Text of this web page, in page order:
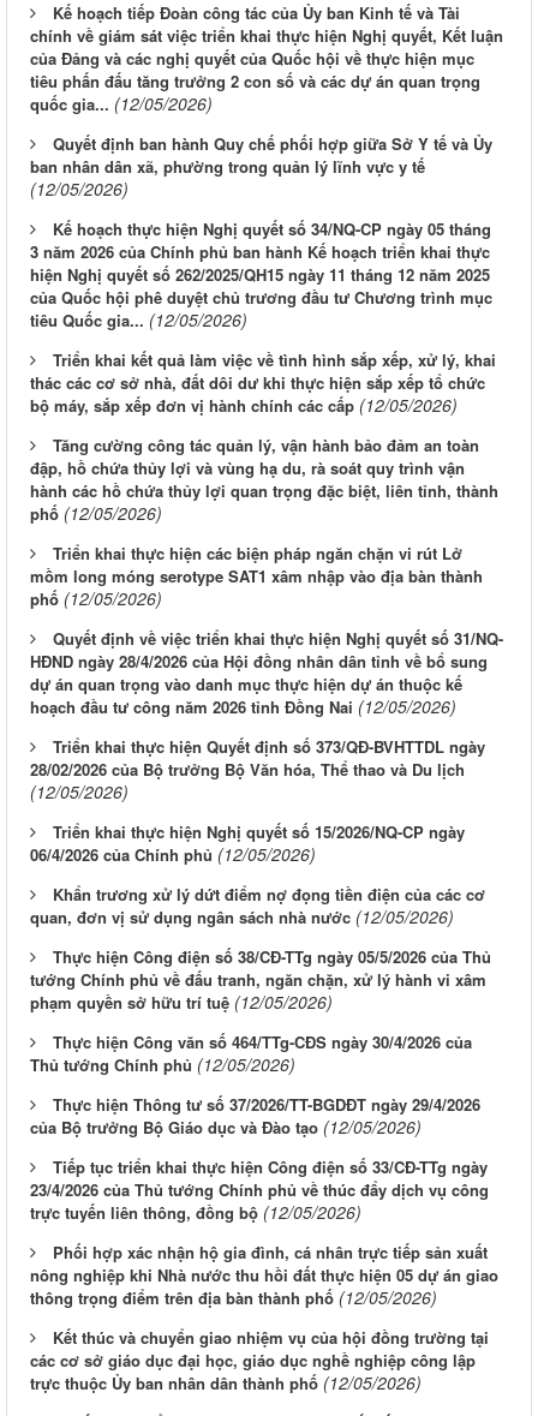
Kế hoạch tiếp Đoàn công tác của Ủy ban Kinh tế và Tài
chính về giám sát việc triển khai thực hiện Nghị quyết, Kết luận
của Đảng và các nghị quyết của Quốc hội về thực hiện mục
tiêu phấn đấu tăng trưởng 2 con số và các dự án quan trọng
quốc gia... (12/05/2026)
Quyết định ban hành Quy chế phối hợp giữa Sở Y tế và Ủy
ban nhân dân xã, phường trong quản lý lĩnh vực y tế
(12/05/2026)
Kế hoạch thực hiện Nghị quyết số 34/NQ-CP ngày 05 tháng
3 năm 2026 của Chính phủ ban hành Kế hoạch triển khai thực
hiện Nghị quyết số 262/2025/QH15 ngày 11 tháng 12 năm 2025
của Quốc hội phê duyệt chủ trương đầu tư Chương trình mục
tiêu Quốc gia... (12/05/2026)
Triển khai kết quả làm việc về tình hình sắp xếp, xử lý, khai
thác các cơ sở nhà, đất dôi dư khi thực hiện sắp xếp tổ chức
bộ máy, sắp xếp đơn vị hành chính các cấp (12/05/2026)
Tăng cường công tác quản lý, vận hành bảo đảm an toàn
đập, hồ chứa thủy lợi và vùng hạ du, rà soát quy trình vận
hành các hồ chứa thủy lợi quan trọng đặc biệt, liên tỉnh, thành
phố (12/05/2026)
Triển khai thực hiện các biện pháp ngăn chặn vi rút Lở
mồm long móng serotype SAT1 xâm nhập vào địa bàn thành
phố (12/05/2026)
Quyết định về việc triển khai thực hiện Nghị quyết số 31/NQ-
HĐND ngày 28/4/2026 của Hội đồng nhân dân tỉnh về bổ sung
dự án quan trọng vào danh mục thực hiện dự án thuộc kế
hoạch đầu tư công năm 2026 tỉnh Đồng Nai (12/05/2026)
Triển khai thực hiện Quyết định số 373/QĐ-BVHTTDL ngày
28/02/2026 của Bộ trưởng Bộ Văn hóa, Thể thao và Du lịch
(12/05/2026)
Triển khai thực hiện Nghị quyết số 15/2026/NQ-CP ngày
06/4/2026 của Chính phủ (12/05/2026)
Khẩn trương xử lý dứt điểm nợ đọng tiền điện của các cơ
quan, đơn vị sử dụng ngân sách nhà nước (12/05/2026)
Thực hiện Công điện số 38/CĐ-TTg ngày 05/5/2026 của Thủ
tướng Chính phủ về đấu tranh, ngăn chặn, xử lý hành vi xâm
phạm quyền sở hữu trí tuệ (12/05/2026)
Thực hiện Công văn số 464/TTg-CĐS ngày 30/4/2026 của
Thủ tướng Chính phủ (12/05/2026)
Thực hiện Thông tư số 37/2026/TT-BGDĐT ngày 29/4/2026
của Bộ trưởng Bộ Giáo dục và Đào tạo (12/05/2026)
Tiếp tục triển khai thực hiện Công điện số 33/CĐ-TTg ngày
23/4/2026 của Thủ tướng Chính phủ về thúc đẩy dịch vụ công
trực tuyến liên thông, đồng bộ (12/05/2026)
Phối hợp xác nhận hộ gia đình, cá nhân trực tiếp sản xuất
nông nghiệp khi Nhà nước thu hồi đất thực hiện 05 dự án giao
thông trọng điểm trên địa bàn thành phố (12/05/2026)
Kết thúc và chuyển giao nhiệm vụ của hội đồng trường tại
các cơ sở giáo dục đại học, giáo dục nghề nghiệp công lập
trực thuộc Ủy ban nhân dân thành phố (12/05/2026)